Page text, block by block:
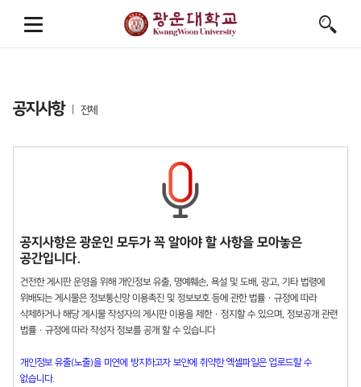
공지사항 전체
공지사항은 광운인 모두가 꼭 알아야 할 사항을 모아놓은
공간입니다.
건전한 게시판 운영을 위해 개인정보 유출, 명예훼손, 욕설 및 도배, 광고, 기타 법령에
위배되는 게시물은 정보통신망 이용촉진 및 정보보호 등에 관한 법률 · 규정에 따라
삭제하거나 해당 게시물 작성자의 게시판 이용을 제한 · 정지할 수 있으며, 정보공개 관련
법률 · 규정에 따라 작성자 정보를 공개 할 수 있습니다
개인정보 유출(노출)을 미연에 방지하고자 보안에 취약한 엑셀파일은 업로드할 수
없습니다.